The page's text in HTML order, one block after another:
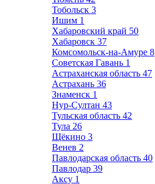
Тобольск 3
Ишим 1
Хабаровский край 50
Хабаровск 37
Комсомольск-на-Амуре 8
Советская Гавань 1
Астраханская область 47
Астрахань 36
Знаменск 1
Нур-Султан 43
Тульская область 42
Тула 26
Щёкино 3
Венев 2
Павлодарская область 40
Павлодар 39
Аксу 1